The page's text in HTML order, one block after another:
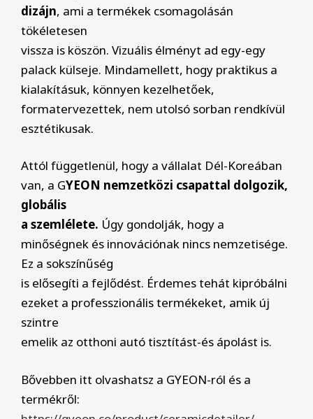
dizájn, ami a termékek csomagolásán
tökéletesen
vissza is köszön. Vizuális élményt ad egy-egy
palack külseje. Mindamellett, hogy praktikus a
kialakításuk, könnyen kezelhetőek,
formatervezettek, nem utolsó sorban rendkívül
esztétikusak.
Attól függetlenül, hogy a vállalat Dél-Koreában
van, a GYEON nemzetközi csapattal dolgozik,
globális
a szemlélete. Úgy gondolják, hogy a
minőségnek és innovációnak nincs nemzetisége.
Ez a sokszínűség
is elősegíti a fejlődést. Érdemes tehát kipróbálni
ezeket a professzionális termékeket, amik új
szintre
emelik az otthoni autó tisztítást-és ápolást is.
Bővebben itt olvashatsz a GYEON-ról és a
termékről: